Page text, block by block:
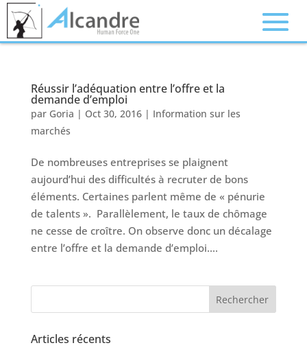
Réussir l’adéquation entre l’offre et la
demande d’emploi
par Goria | Oct 30, 2016| Information sur les
marchés
De nombreuses entreprises se plaignent
aujourd’hui des difficultés à recruter de bons
éléments. Certaines parlent même de « pénurie
de talents ». Parallèlement, le taux de chômage
ne cesse de croître. On observe donc un décalage
entre l’offre et la demande d’emploi....
Articles récents